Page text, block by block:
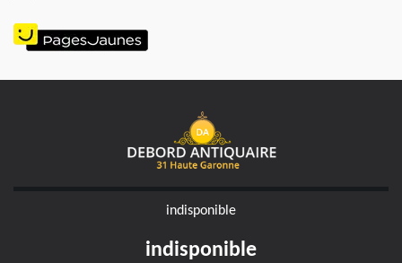
indisponible
indisponible